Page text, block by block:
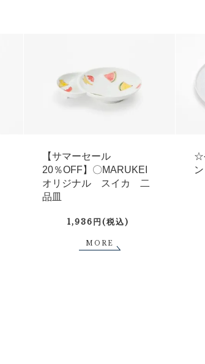
【サマーセール
20％OFF】〇MARUKEI
オリジナル スイカ 二
品皿
1,936円(税込)
MORE
☆